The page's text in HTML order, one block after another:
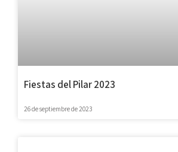
Fiestas del Pilar 2023
26 de septiembre de 2023